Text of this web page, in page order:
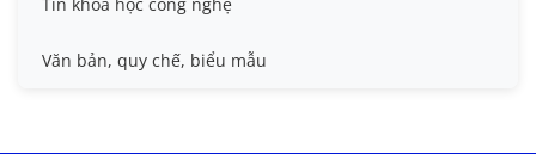
Tin khoa học công nghệ
Văn bản, quy chế, biểu mẫu